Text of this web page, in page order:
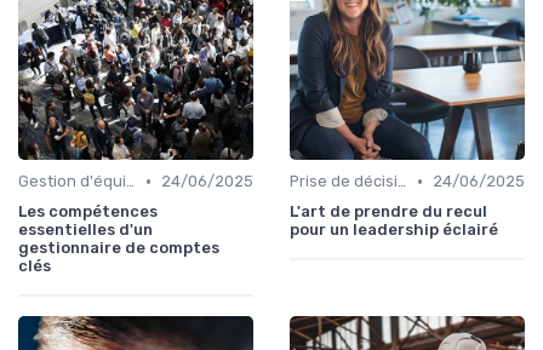
Gestion d'équipe •
24/06/2025
Les compétences
essentielles d'un
gestionnaire de comptes
clés
Prise de décision •
24/06/2025
L'art de prendre du recul
pour un leadership éclairé